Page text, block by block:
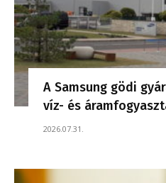
A Samsung gödi
víz- és
2026.07.31.